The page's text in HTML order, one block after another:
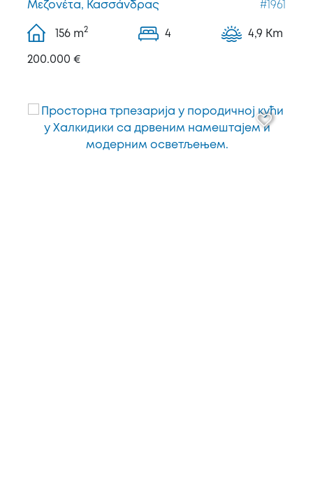
Μεζονέτα, Κασσάνδρας #1961
156 m2 4 4,9 Km
200.000 €